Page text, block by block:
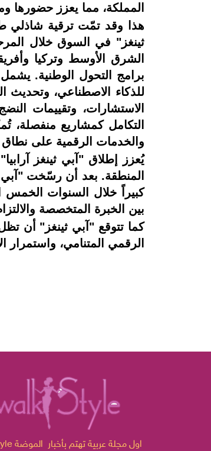
المملكة، مما يعزز حضورها
هذا وقد تمّت ترقية شاذلي
ثينغز" في السوق خلال
الشرق الأوسط وتركيا
برامج التحول الوطنية.
للذكاء الاصطناعي، وتحديث
الاستشارات، وتقييمات
التكامل كمشاريع منفصلة،
والخدمات الرقمية على
المنطقة. بعد أن رسّخت "آبي
كبيراً خلال السنوات الخمس
بين الخبرة المتخصصة
كما تتوقع "آبي ثينغز" أن
الرقمي المتنامي،